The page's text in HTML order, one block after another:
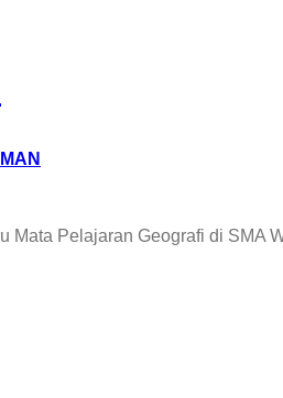
Mata Pelajaran Geografi di SMA